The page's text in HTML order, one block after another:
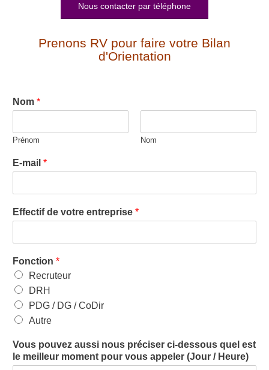
Nous contacter par téléphone
Prenons RV pour faire votre Bilan
d'Orientation
Nom *
Prénom Nom
E-mail *
Effectif de votre entreprise *
Fonction *
Recruteur
DRH
PDG / DG / CoDir
Autre
Vous pouvez aussi nous préciser ci-dessous quel est
le meilleur moment pour vous appeler (Jour / Heure)